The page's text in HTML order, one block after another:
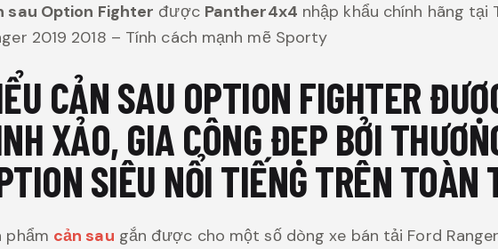
sau Option Fighter được Panther4x4 nhập khẩu chính hãng tại
2019 2018 – Tính cách mạnh mẽ Sporty
CẢN SAU OPTION FIGHTER
XẢO, GIA CÔNG ĐẸP BỞI
SIÊU NỔI TIẾNG TRÊN TOÀN
phẩm cản sau gắn được cho một số dòng xe bán tải Ford Ranger